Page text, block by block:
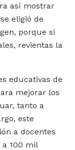
así mostrar
eligió de
porque si
revientas la
educativas de
mejorar los
tanto a
este
a docentes
100 mil